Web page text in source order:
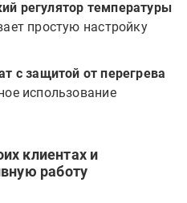
регулятор температуры
простую настройку
с защитой от перегрева
использование
клиентах и
работу